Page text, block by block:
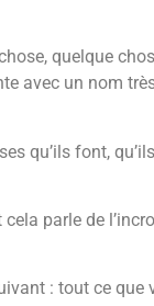
quelque
avec un nom
qu’ils font,
parle de
: tout ce